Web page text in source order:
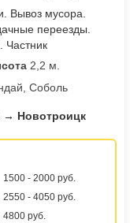
Вывоз мусора.
переезды.
Частник
2,2 м.
Соболь
→ Новотроицк
1500 - 2000 руб.
2550 - 4050 руб.
4800 руб.